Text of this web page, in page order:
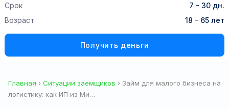
Срок
7 - 30 дн.
Возраст
18 - 65 лет
Получить деньги
Главная › Ситуации заемщиков › Займ для малого бизнеса на
логистику: как ИП из Ми…